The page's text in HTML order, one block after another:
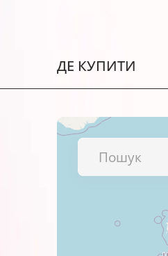
Перед
Рекомендуємо
фотопапір BARVA
– разом вони
ДЕ КУПИТИ